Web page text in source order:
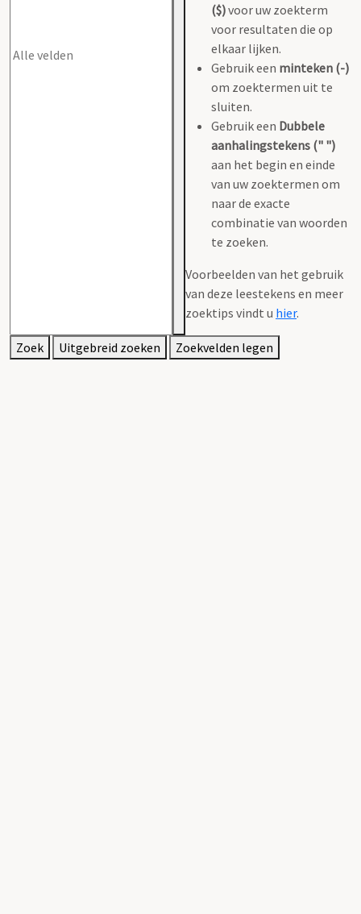
($)voor uw zoekterm
voor resultaten die op
elkaar lijken.
Gebruik een minteken (-)
om zoektermen uit te
sluiten.
Gebruik een Dubbele
aanhalingstekens (" ")
aan het begin en einde
van uw zoektermen om
naar de exacte
combinatie van woorden
te zoeken.
Voorbeelden van het gebruik
van deze leestekens en meer
zoektips vindt u hier.
Zoek Uitgebreid zoeken Zoekvelden legen